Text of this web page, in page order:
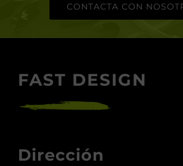
CONTACTA CON
FAST DESIGN
Dirección